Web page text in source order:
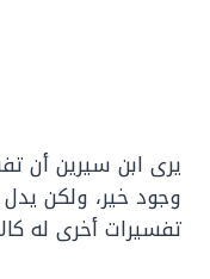
يرى ابن سيرين أن
وجود خير، ولكن
تفسيرات أخرى له